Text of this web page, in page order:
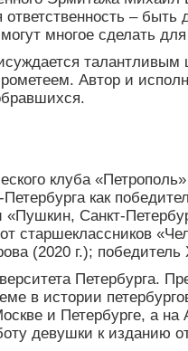
–
многое сделать для
Автор и
клуба
как
Санкт-
старшеклассников
(2020 г.); победитель
Петербурга.
в истории
и Петербурге, а
девушки к